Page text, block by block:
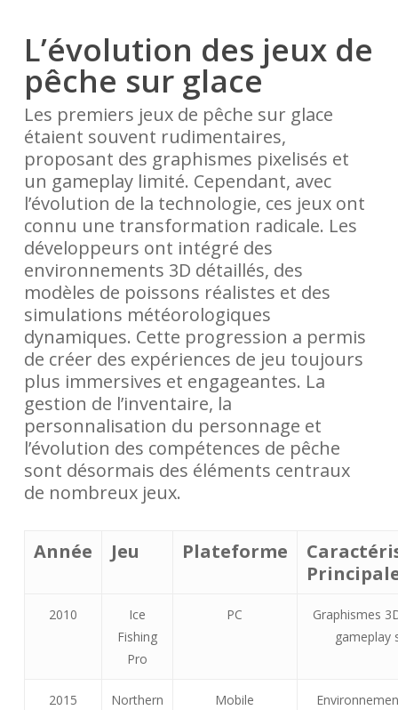
L’évolution des jeux de
pêche sur glace
Les premiers jeux de pêche sur glace
étaient souvent rudimentaires,
proposant des graphismes pixelisés et
un gameplay limité. Cependant, avec
l’évolution de la technologie, ces jeux ont
connu une transformation radicale. Les
développeurs ont intégré des
environnements 3D détaillés, des
modèles de poissons réalistes et des
simulations météorologiques
dynamiques. Cette progression a permis
de créer des expériences de jeu toujours
plus immersives et engageantes. La
gestion de l’inventaire, la
personnalisation du personnage et
l’évolution des compétences de pêche
sont désormais des éléments centraux
de nombreux jeux.
Année Jeu Plateforme
2010
Ice
Fishing
Pro
PC
Graphismes
gameplay
2015 Northern Mobile